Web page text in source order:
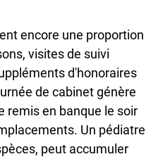
encore une proportion
visites de suivi
d'honoraires
de cabinet génère
remis en banque le soir
Un pédiatre
peut accumuler